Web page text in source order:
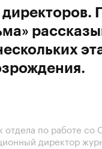
отдела по работе со
директор